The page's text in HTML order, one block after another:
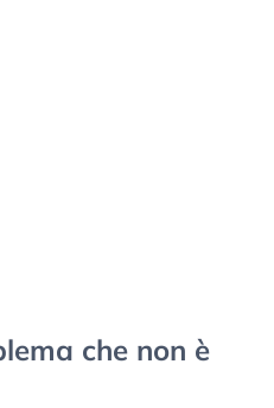
che non è